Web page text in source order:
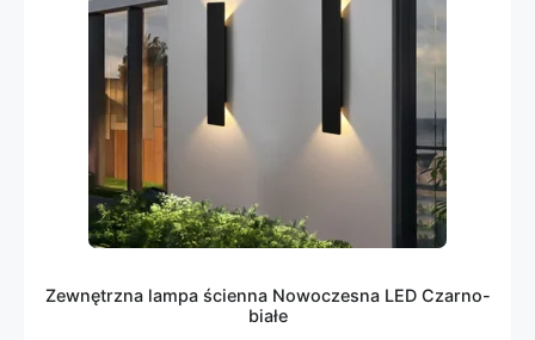
Zewnętrzna lampa ścienna Nowoczesna LED Czarno-
białe